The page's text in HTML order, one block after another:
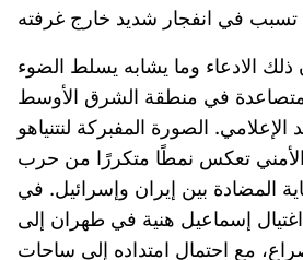
الادعاء وما يشابه يسلط الضوء
في منطقة الشرق الأوسط
الإعلامي. الصورة المفبركة لنتنياهو
الأمني تعكس نمطًا متكررًا من حرب
المضادة بين إيران وإسرائيل. في
إسماعيل هنية في طهران إلى
مع احتمال امتداده إلى ساحات